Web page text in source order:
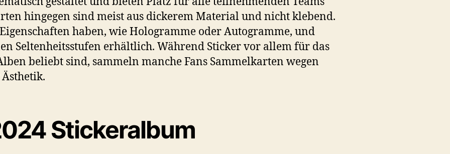
hingegen sind meist aus dickerem Material und nicht klebend.
haben, wie Hologramme oder Autogramme, und
Seltenheitsstufen erhältlich. Während Sticker vor allem für das
beliebt sind, sammeln manche Fans Sammelkarten wegen
Stickeralbum